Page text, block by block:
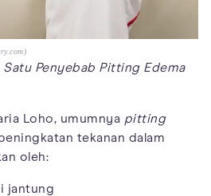
Satu Penyebab Pitting Edema
Loho, umumnya pitting
tekanan dalam
oleh:
jantung